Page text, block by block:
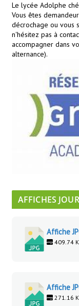
Le lycée Adolphe
Vous êtes
décrochage ou vous
n'hésitez pas à
accompagner dans
alternance).
AFFICHES
Affiche
409.74
Affiche
271.16